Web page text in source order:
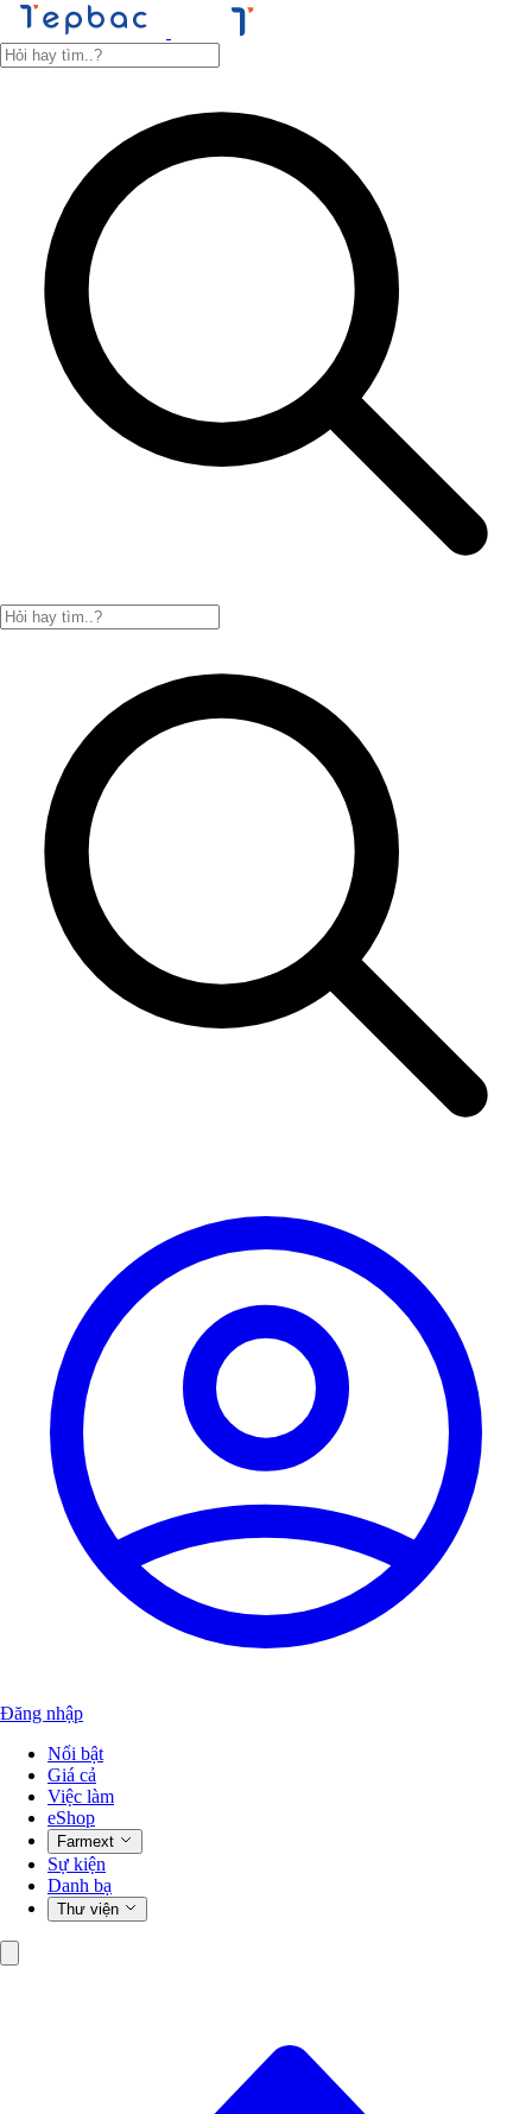
Đăng nhập
Nổi bật
Giá cả
Việc làm
eShop
Farmext
Sự kiện
Danh bạ
Thư viện